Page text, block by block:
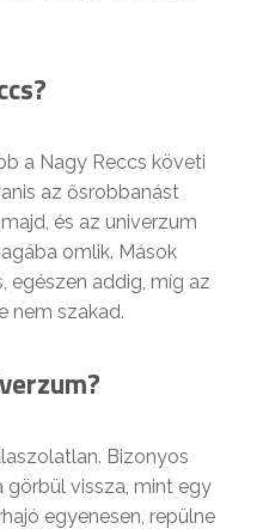
a Nagy Reccs követi
az ősrobbanást
és az univerzum
omlik. Mások
egészen addig, míg az
nem szakad.
Bizonyos
vissza, mint egy
egyenesen, repülne